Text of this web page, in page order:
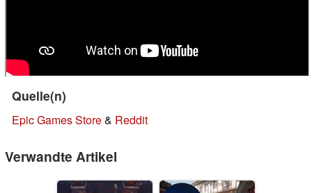
Quelle(n)
Epic Games Store& Reddit
Verwandte Artikel